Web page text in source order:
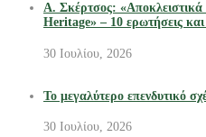
Α. Σκέρτσος:
Heritage» – 10 ερωτήσεις
30 Ιουλίου, 2026
Το μεγαλύτερο επενδυτικό
30 Ιουλίου, 2026